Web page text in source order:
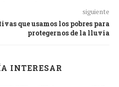
siguiente
que usamos los pobres para
protegernos de la lluvia
INTERESAR